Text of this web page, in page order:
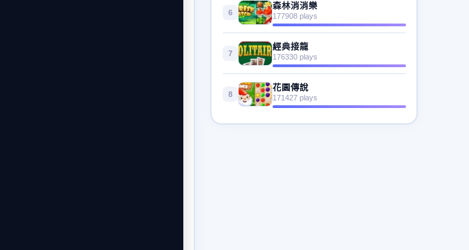
6
森林消消樂
177908 plays
7
經典接龍
176330 plays
8
花園傳說
171427 plays